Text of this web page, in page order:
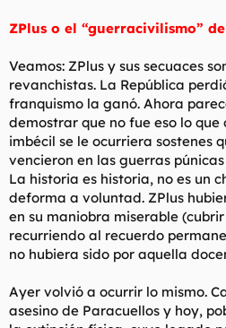
ZPlus o el “guerracivilismo”
Veamos: ZPlus y sus secuaces
revanchistas. La República
franquismo la ganó. Ahora
demostrar que no fue eso lo que
imbécil se le ocurriera sostenes
vencieron en las guerras
La historia es historia, no es un
deforma a voluntad. ZPlus
en su maniobra miserable
recurriendo al recuerdo
no hubiera sido por aquella
Ayer volvió a ocurrir lo mismo.
asesino de Paracuellos y hoy,